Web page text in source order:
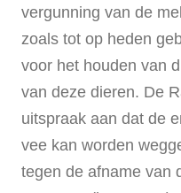
vergunning van de
zoals tot op heden
voor het houden van
van deze dieren. De
uitspraak aan dat de
vee kan worden
tegen de afname van